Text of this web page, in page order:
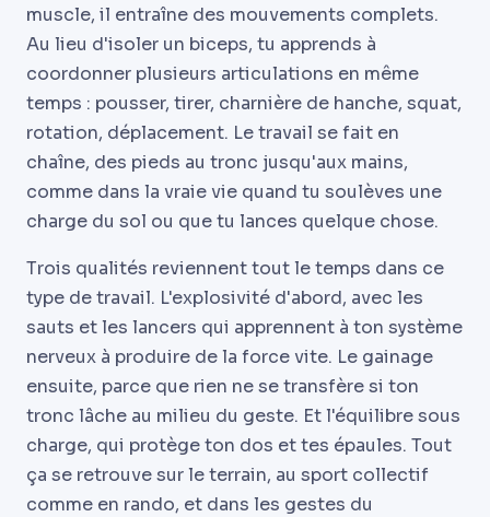
muscle, il entraîne des mouvements complets.
Au lieu d'isoler un biceps, tu apprends à
coordonner plusieurs articulations en même
temps : pousser, tirer, charnière de hanche, squat,
rotation, déplacement. Le travail se fait en
chaîne, des pieds au tronc jusqu'aux mains,
comme dans la vraie vie quand tu soulèves une
charge du sol ou que tu lances quelque chose.
Trois qualités reviennent tout le temps dans ce
type de travail. L'explosivité d'abord, avec les
sauts et les lancers qui apprennent à ton système
nerveux à produire de la force vite. Le gainage
ensuite, parce que rien ne se transfère si ton
tronc lâche au milieu du geste. Et l'équilibre sous
charge, qui protège ton dos et tes épaules. Tout
ça se retrouve sur le terrain, au sport collectif
comme en rando, et dans les gestes du